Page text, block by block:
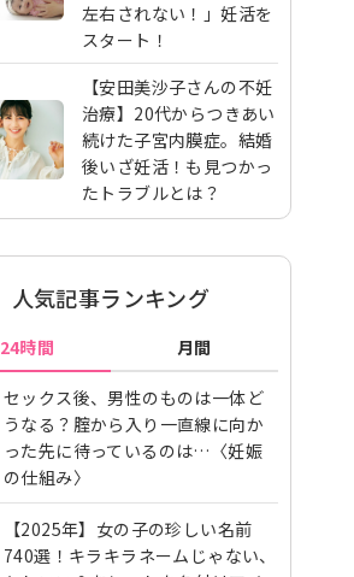
左右されない！」妊活を
スタート！
【安田美沙子さんの不妊
治療】20代からつきあい
続けた子宮内膜症。結婚
後いざ妊活！も見つかっ
たトラブルとは？
人気記事ランキング
24時間 月間
セックス後、男性のものは一体ど
うなる？腟から入り一直線に向か
った先に待っているのは…〈妊娠
の仕組み〉
【2025年】女の子の珍しい名前
740選！キラキラネームじゃない、